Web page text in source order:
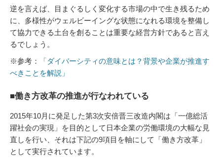
逆を言えば、目まぐるしく変化する市場の中で生き残るため
に、多様性がウェルビーイングな状態になれる環境を整備し
て協力できる土台を創ることは重要な経営方針であると言え
るでしょう。
※参考：
「ダイバーシティの意味とは？背景や企業が推進す
べきことを解説」
■働き方改革の推進が行なわれている
2015年10月に発足した第3次安倍晋三改造内閣は「一億総活
躍社会の実現」を目的として日本企業の労働環境の大幅な見
直しを行い、それは下記の9項目を軸にして「働き方改革」
として実行されています。